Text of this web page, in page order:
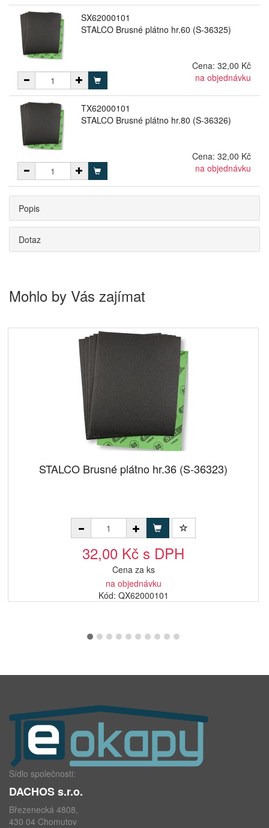
SX62000101
STALCO Brusné plátno hr.60 (S-36325)
Cena: 32,00 Kč
na objednávku
TX62000101
STALCO Brusné plátno hr.80 (S-36326)
Cena: 32,00 Kč
na objednávku
Popis
Dotaz
Mohlo by Vás zajímat
STALCO Brusné plátno hr.36 (S-36323)
32,00 Kč s DPH
Cena za ks
na objednávku
Kód: QX62000101
Sídlo společnosti:
DACHOS s.r.o.
Březenecká 4808,
430 04 Chomutov